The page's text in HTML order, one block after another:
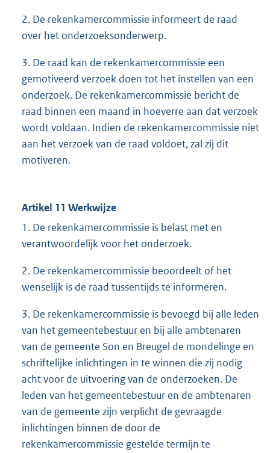
2. De rekenkamercommissie informeert de raad
over het onderzoeksonderwerp.
3. De raad kan de rekenkamercommissie een
gemotiveerd verzoek doen tot het instellen van een
onderzoek. De rekenkamercommissie bericht de
raad binnen een maand in hoeverre aan dat verzoek
wordt voldaan. Indien de rekenkamercommissie niet
aan het verzoek van de raad voldoet, zal zij dit
motiveren.
Artikel 11 Werkwijze
1. De rekenkamercommissie is belast met en
verantwoordelijk voor het onderzoek.
2. De rekenkamercommissie beoordeelt of het
wenselijk is de raad tussentijds te informeren.
3. De rekenkamercommissie is bevoegd bij alle leden
van het gemeentebestuur en bij alle ambtenaren
van de gemeente Son en Breugel de mondelinge en
schriftelijke inlichtingen in te winnen die zij nodig
acht voor de uitvoering van de onderzoeken. De
leden van het gemeentebestuur en de ambtenaren
van de gemeente zijn verplicht de gevraagde
inlichtingen binnen de door de
rekenkamercommissie gestelde termijn te